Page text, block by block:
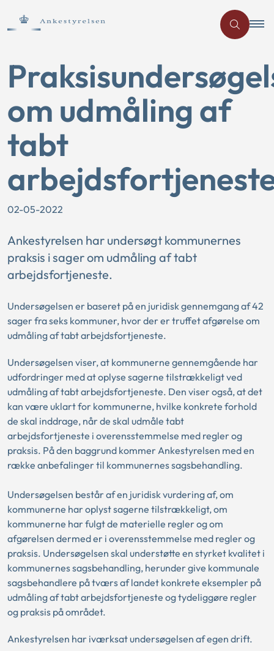
om udmåling af
tabt
02-05-2022
Ankestyrelsen har undersøgt kommunernes
praksis i sager om udmåling af tabt
arbejdsfortjeneste.
Undersøgelsen er baseret på en juridisk gennemgang af 42
sager fra seks kommuner, hvor der er truffet afgørelse om
udmåling af tabt arbejdsfortjeneste.
Undersøgelsen viser, at kommunerne gennemgående har
udfordringer med at oplyse sagerne tilstrækkeligt ved
udmåling af tabt arbejdsfortjeneste. Den viser også, at det
kan være uklart for kommunerne, hvilke konkrete forhold
de skal inddrage, når de skal udmåle tabt
arbejdsfortjeneste i overensstemmelse med regler og
praksis. På den baggrund kommer Ankestyrelsen med en
række anbefalinger til kommunernes sagsbehandling.
Undersøgelsen består af en juridisk vurdering af, om
kommunerne har oplyst sagerne tilstrækkeligt, om
kommunerne har fulgt de materielle regler og om
afgørelsen dermed er i overensstemmelse med regler og
praksis. Undersøgelsen skal understøtte en styrket kvalitet i
kommunernes sagsbehandling, herunder give kommunale
sagsbehandlere på tværs af landet konkrete eksempler på
udmåling af tabt arbejdsfortjeneste og tydeliggøre regler
og praksis på området.
Ankestyrelsen har iværksat undersøgelsen af egen drift.